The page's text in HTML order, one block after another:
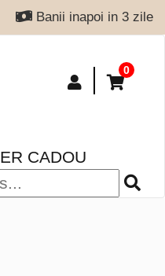
Banii inapoi in 3 zile
0
CADOU